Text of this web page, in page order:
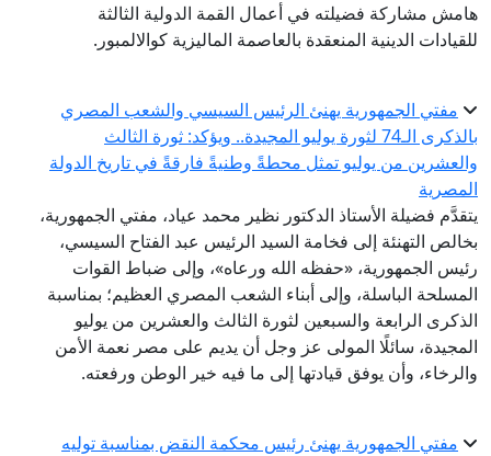
مشاركة فضيلته في أعمال القمة الدولية الثالثة
الدينية المنعقدة بالعاصمة الماليزية كوالالمبور.
مفتي الجمهورية يهنئ الرئيس السيسي والشعب المصري
بالذكرى الـ74 لثورة يوليو المجيدة.. ويؤكد: ثورة الثالث
من يوليو تمثل محطةً وطنيةً فارقةً في تاريخ الدولة
فضيلة الأستاذ الدكتور نظير محمد عياد، مفتي الجمهورية،
التهنئة إلى فخامة السيد الرئيس عبد الفتاح السيسي،
الجمهورية، «حفظه الله ورعاه»، وإلى ضباط القوات
الباسلة، وإلى أبناء الشعب المصري العظيم؛ بمناسبة
الرابعة والسبعين لثورة الثالث والعشرين من يوليو
سائلًا المولى عز وجل أن يديم على مصر نعمة الأمن
وأن يوفق قيادتها إلى ما فيه خير الوطن ورفعته.
مفتي الجمهورية يهنئ رئيس محكمة النقض بمناسبة توليه